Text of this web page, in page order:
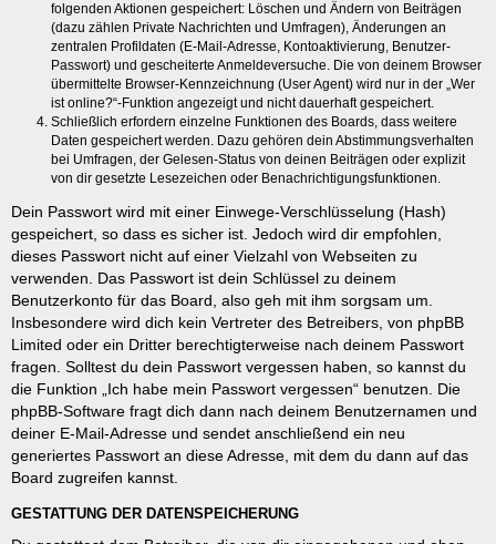
folgenden Aktionen gespeichert: Löschen und Ändern von Beiträgen
(dazu zählen Private Nachrichten und Umfragen), Änderungen an
zentralen Profildaten (E-Mail-Adresse, Kontoaktivierung, Benutzer-
Passwort) und gescheiterte Anmeldeversuche. Die von deinem Browser
übermittelte Browser-Kennzeichnung (User Agent) wird nur in der „Wer
ist online?“-Funktion angezeigt und nicht dauerhaft gespeichert.
Schließlich erfordern einzelne Funktionen des Boards, dass weitere
Daten gespeichert werden. Dazu gehören dein Abstimmungsverhalten
bei Umfragen, der Gelesen-Status von deinen Beiträgen oder explizit
von dir gesetzte Lesezeichen oder Benachrichtigungsfunktionen.
Dein Passwort wird mit einer Einwege-Verschlüsselung (Hash)
gespeichert, so dass es sicher ist. Jedoch wird dir empfohlen,
dieses Passwort nicht auf einer Vielzahl von Webseiten zu
verwenden. Das Passwort ist dein Schlüssel zu deinem
Benutzerkonto für das Board, also geh mit ihm sorgsam um.
Insbesondere wird dich kein Vertreter des Betreibers, von phpBB
Limited oder ein Dritter berechtigterweise nach deinem Passwort
fragen. Solltest du dein Passwort vergessen haben, so kannst du
die Funktion „Ich habe mein Passwort vergessen“ benutzen. Die
phpBB-Software fragt dich dann nach deinem Benutzernamen und
deiner E-Mail-Adresse und sendet anschließend ein neu
generiertes Passwort an diese Adresse, mit dem du dann auf das
Board zugreifen kannst.
GESTATTUNG DER DATENSPEICHERUNG